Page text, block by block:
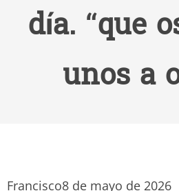
día. “que
unos a
Francisco8 de mayo de 2026